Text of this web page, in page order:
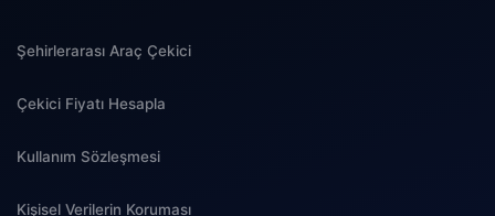
Şehirlerarası Araç Çekici
Çekici Fiyatı Hesapla
Kullanım Sözleşmesi
Kişisel Verilerin Koruması